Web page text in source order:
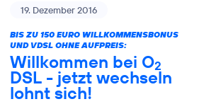
19. Dezember 2016
BIS ZU 150 EURO WILLKOMMENSBONUS
UND VDSL OHNE AUFPREIS:
Willkommen bei O2
DSL - jetzt wechseln
lohnt sich!